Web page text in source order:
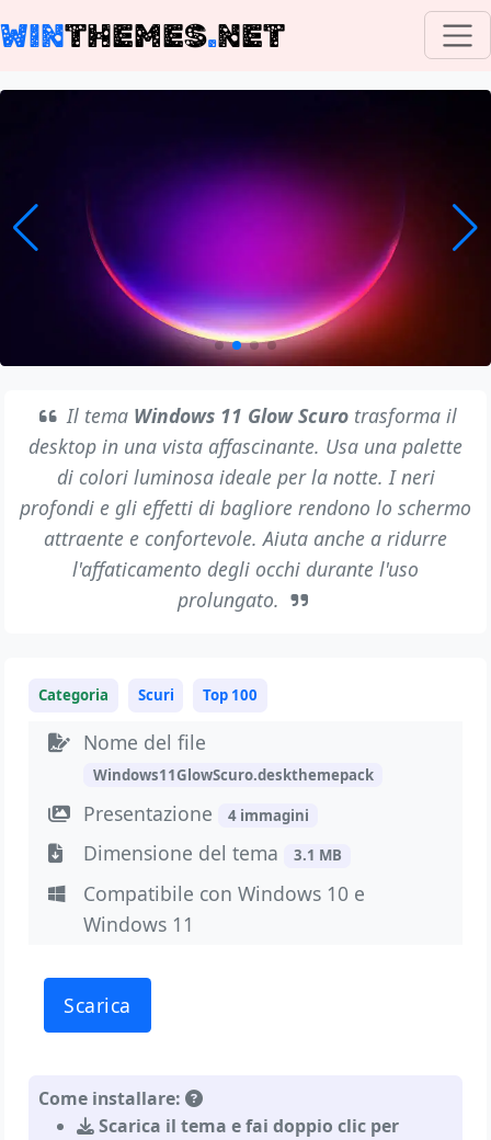
WINTHEMES.NET
Il tema Windows 11 Glow Scurotrasforma il
desktop in una vista affascinante. Usa una palette
di colori luminosa ideale per la notte. I neri
profondi e gli effetti di bagliore rendono lo schermo
attraente e confortevole. Aiuta anche a ridurre
l'affaticamento degli occhi durante l'uso
prolungato.
Categoria Scuri Top 100
Nome del file
Windows11GlowScuro.deskthemepack
Presentazione 4 immagini
Dimensione del tema 3.1 MB
Compatibile con Windows 10 e
Windows 11
Scarica
Come installare:
Scarica il tema e fai doppio clic per